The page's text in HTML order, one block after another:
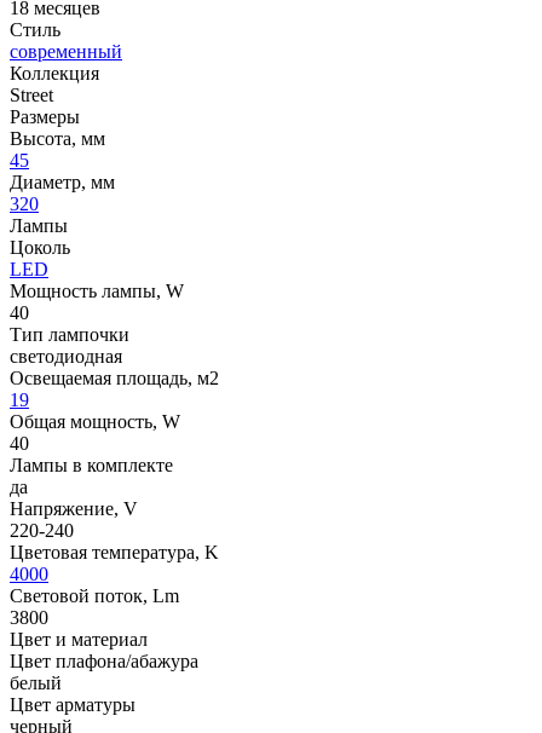
18 месяцев
Стиль
современный
Коллекция
Street
Размеры
Высота, мм
45
Диаметр, мм
320
Лампы
Цоколь
LED
Мощность лампы, W
40
Тип лампочки
светодиодная
Освещаемая площадь, м2
19
Общая мощность, W
40
Лампы в комплекте
да
Напряжение, V
220-240
Цветовая температура, K
4000
Световой поток, Lm
3800
Цвет и материал
Цвет плафона/абажура
белый
Цвет арматуры
черный